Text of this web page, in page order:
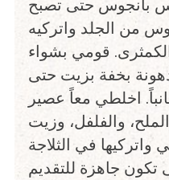
من الجلد واتركيه
قومي بشواء
بخفة بزيت حتى
اخلطي معاً عصير
والفلفل، وزيت
واتركيها في الثلاجة